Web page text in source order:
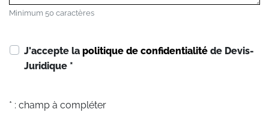
Minimum 50 caractères
J'accepte la politique de confidentialité de Devis-
Juridique *
* : champ à compléter